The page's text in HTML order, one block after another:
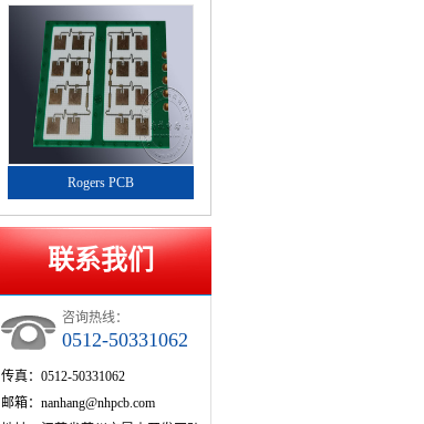
Rogers PCB
联系我们
咨询热线：
0512-50331062
传真：0512-50331062
邮箱：nanhang@nhpcb.com